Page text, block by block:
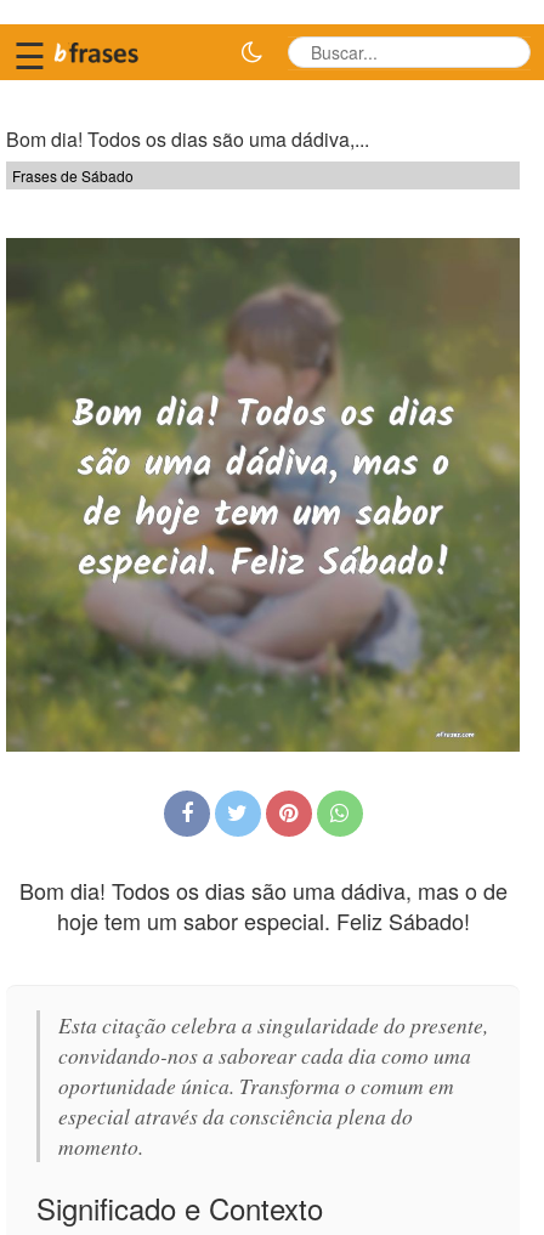
☰
Bom dia! Todos os dias são uma dádiva,...
Frases de Sábado
Bom dia! Todos os dias são uma dádiva, mas o de
hoje tem um sabor especial. Feliz Sábado!
Esta citação celebra a singularidade do presente,
convidando-nos a saborear cada dia como uma
oportunidade única. Transforma o comum em
especial através da consciência plena do
momento.
Significado e Contexto